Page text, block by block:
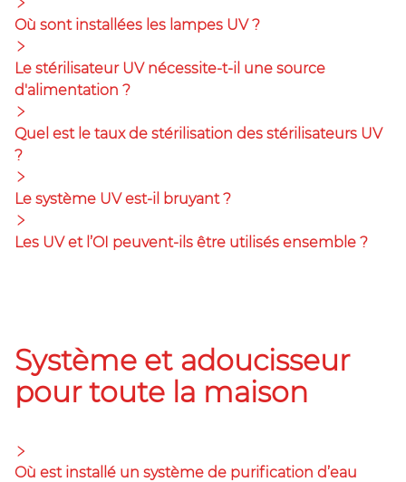
Où sont installées les lampes UV ?
Le stérilisateur UV nécessite-t-il une source
d'alimentation ?
Quel est le taux de stérilisation des stérilisateurs UV
?
Le système UV est-il bruyant ?
Les UV et l’OI peuvent-ils être utilisés ensemble ?
Système et adoucisseur
pour toute la maison
Où est installé un système de purification d’eau